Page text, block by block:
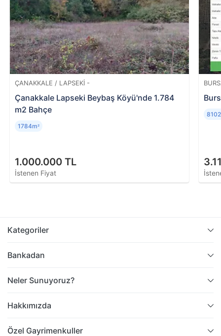
ipotek, haciz, vb.), iskan durumunu, bina yaşını,
metrekaresini, konumunu ve evin piyasa değerini
öğrenmek mümkündür.
ÇANAKKALE / LAPSEKI -
Çanakkale Lapseki Beybaş Köyü'nde 1.784
m2 Bahçe
1.000.000 TL
İstenen Fiyat
1784m²
Kategoriler
Bankadan
Neler Sunuyoruz?
Hakkımızda
Özel Gayrimenkuller